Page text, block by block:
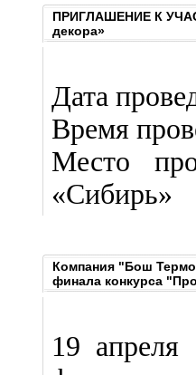
ПРИГЛАШЕНИЕ К
декора»
Дата
Время
Место
«Сибирь»
Компания "Бош
финала конкурса
19 апреля